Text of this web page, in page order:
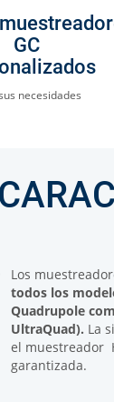
GC
necesidades
Los
todos los
Quadrupole
UltraQuad). La
el muestreador
garantizada.